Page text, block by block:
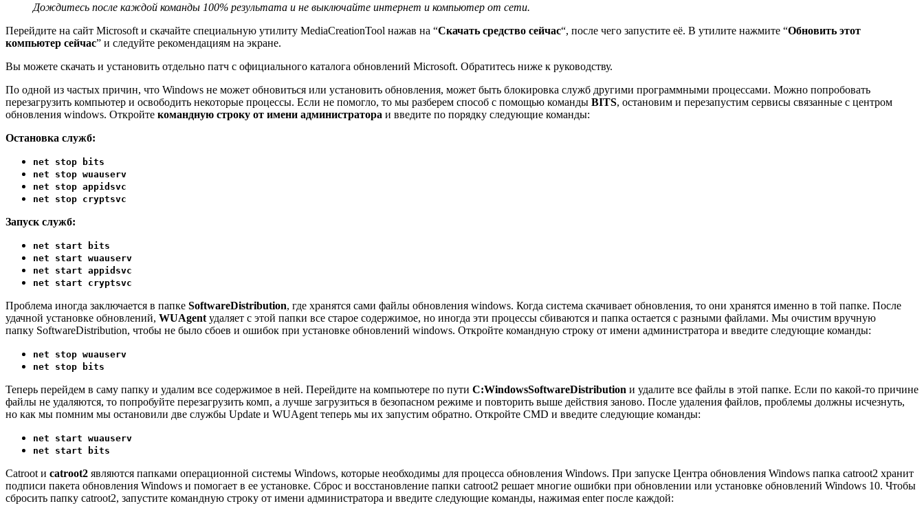
Дождитесь после каждой команды 100% результата и не выключайте интернет и компьютер от сети.
Перейдите на сайт Microsoft и скачайте специальную утилиту MediaCreationTool нажав на “Скачать средство сейчас“, после чего запустите её. В утилите нажмите “Обновить этот
компьютер сейчас” и следуйте рекомендациям на экране.
Вы можете скачать и установить отдельно патч с официального каталога обновлений Microsoft. Обратитесь ниже к руководству.
По одной из частых причин, что Windows не может обновиться или установить обновления, может быть блокировка служб другими программными процессами. Можно попробовать
перезагрузить компьютер и освободить некоторые процессы. Если не помогло, то мы разберем способ с помощью команды BITS, остановим и перезапустим сервисы связанные с центром
обновления windows. Откройте командную строку от имени администратора и введите по порядку следующие команды:
Остановка служб:
net stop bits
net stop wuauserv
net stop appidsvc
net stop cryptsvc
Запуск служб:
net start bits
net start wuauserv
net start appidsvc
net start cryptsvc
Проблема иногда заключается в папке SoftwareDistribution, где хранятся сами файлы обновления windows. Когда система скачивает обновления, то они хранятся именно в той папке. После
удачной установке обновлений, WUAgent удаляет с этой папки все старое содержимое, но иногда эти процессы сбиваются и папка остается с разными файлами. Мы очистим вручную
папку SoftwareDistribution, чтобы не было сбоев и ошибок при установке обновлений windows. Откройте командную строку от имени администратора и введите следующие команды:
net stop wuauserv
net stop bits
Теперь перейдем в саму папку и удалим все содержимое в ней. Перейдите на компьютере по пути C:WindowsSoftwareDistribution и удалите все файлы в этой папке. Если по какой-то причине
файлы не удаляются, то попробуйте перезагрузить комп, а лучше загрузиться в безопасном режиме и повторить выше действия заново. После удаления файлов, проблемы должны исчезнуть,
но как мы помним мы остановили две службы Update и WUAgent теперь мы их запустим обратно. Откройте CMD и введите следующие команды:
net start wuauserv
net start bits
Catroot и catroot2 являются папками операционной системы Windows, которые необходимы для процесса обновления Windows. При запуске Центра обновления Windows папка catroot2 хранит
подписи пакета обновления Windows и помогает в ее установке. Сброс и восстановление папки catroot2 решает многие ошибки при обновлении или установке обновлений Windows 10. Чтобы
сбросить папку catroot2, запустите командную строку от имени администратора и введите следующие команды, нажимая enter после каждой: